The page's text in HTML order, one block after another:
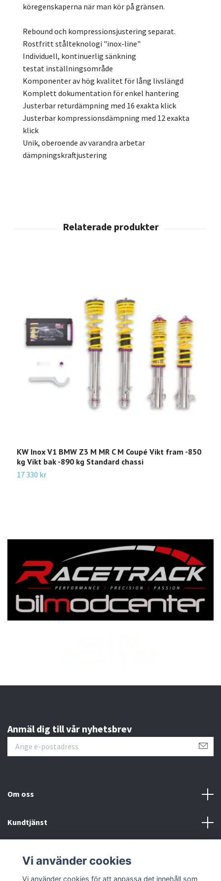
köregenskaperna när man kör på gränsen.
Rebound och kompressionsjustering separat.
Rostfritt stålteknologi "inox-line"
Individuell, kontinuerlig sänkning
testat inställningsområde
Komponenter av hög kvalitet för lång livslängd
Komplett dokumentation för enkel hantering
Justerbar returdämpning med 16 exakta klick
Justerbar kompressionsdämpning med 12 exakta
klick
Unik, oberoende av varandra arbetar
dämpningskraftjustering
KW Inox V1 BMW Z3 M MR C M Coupé Vikt fram -850
kg Vikt bak -890 kg Standard chassi
17 330 kr
Anmäl dig till vår nyhetsbrev
Om oss
Kundtjänst
Sociala medier
Vi använder cookies
Vi använder cookies för att anpassa det innehåll som